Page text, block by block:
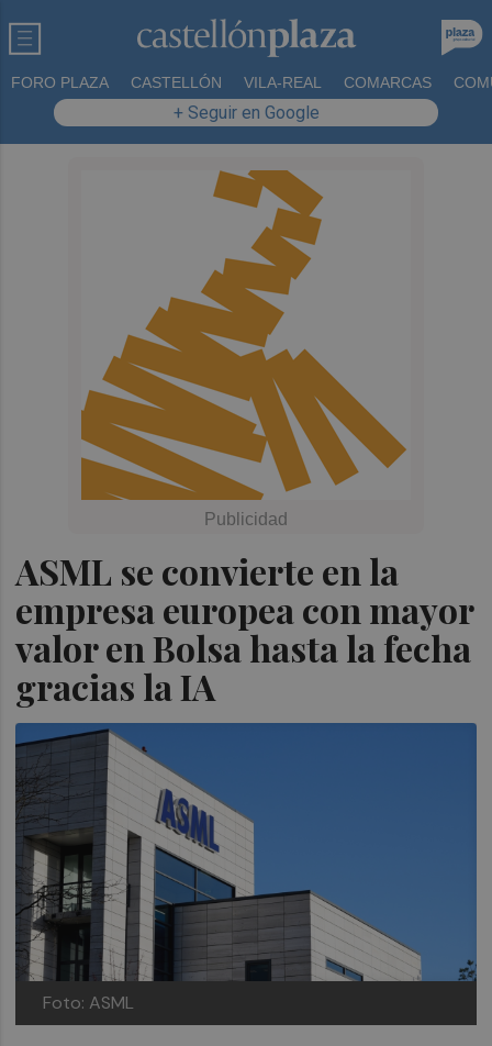
FORO PLAZA CASTELLÓN VILA-REAL COMARCAS
+ Seguir en Google
ASML se convierte en la
empresa europea con mayor
valor en Bolsa hasta la fecha
gracias la IA
Foto: ASML